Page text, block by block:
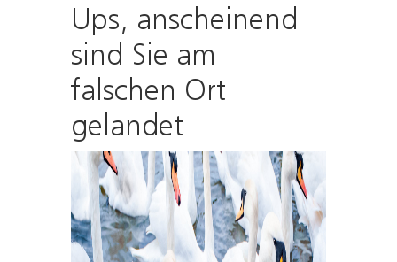
Ups, anscheinend
sind Sie am
falschen Ort
gelandet